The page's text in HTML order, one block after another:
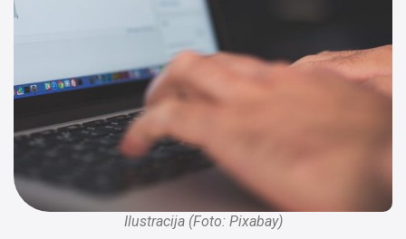
Ilustracija (Foto: Pixabay)